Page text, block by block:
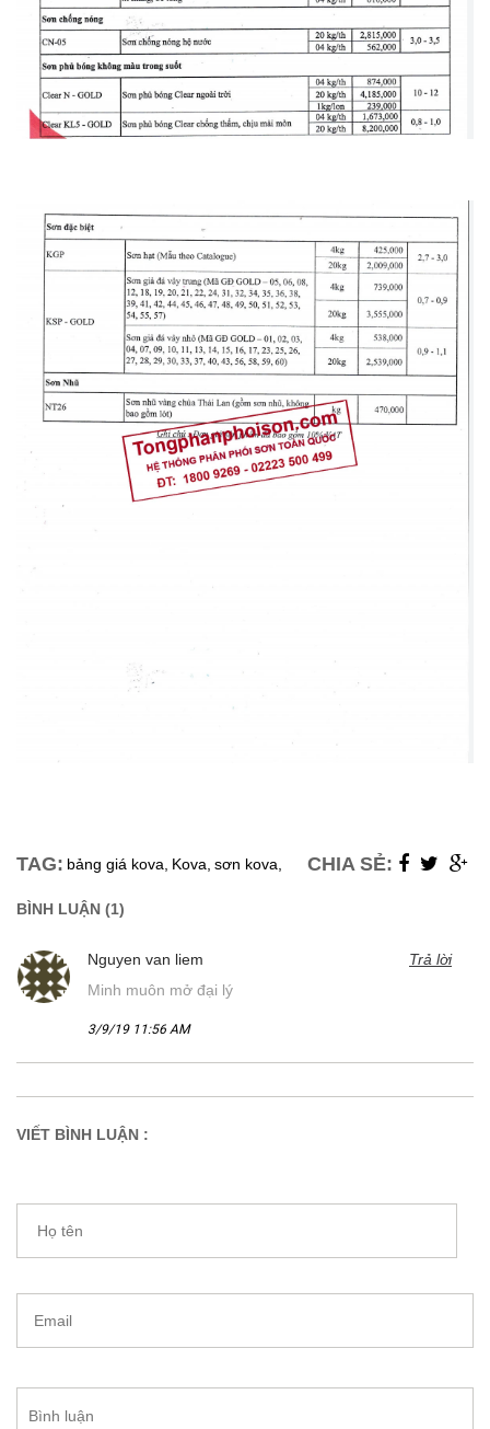
TAG: bảng giá kova, Kova, sơn kova, CHIA SẺ:
BÌNH LUẬN (1)
Nguyen van liem
Trả lời
Minh muôn mở đại lý
3/9/19 11:56 AM
VIẾT BÌNH LUẬN :